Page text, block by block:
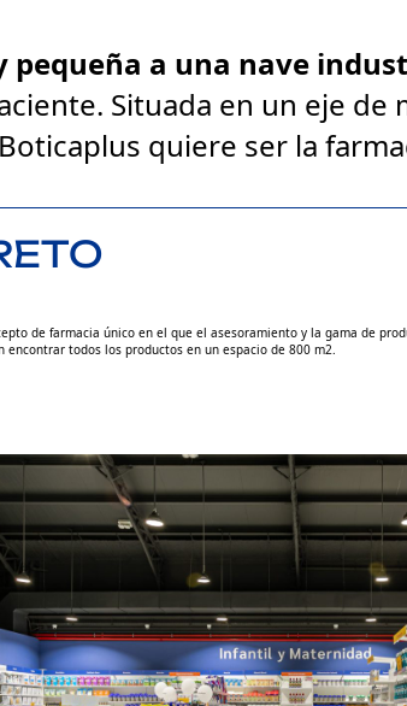
a una nave
Situada en un eje de
quiere ser la
de farmacia único en el que el asesoramiento y la gama de
encontrar todos los productos en un espacio de 800 m2.